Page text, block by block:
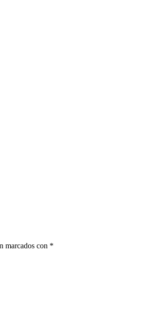
marcados con *